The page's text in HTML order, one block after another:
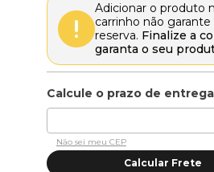
Adicionar o produto
carrinho não garante
reserva. Finalize a
garanta o seu
Não sei meu CEP